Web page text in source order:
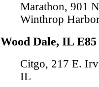
Marathon, 901
Winthrop
Wood Dale, IL
Citgo, 217 E.
IL